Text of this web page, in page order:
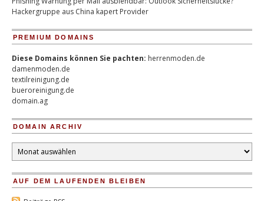
Hackergruppe aus China kapert Provider
PREMIUM DOMAINS
Diese Domains können Sie pachten: herrenmoden.de
damenmoden.de
textilreinigung.de
bueroreinigung.de
domain.ag
DOMAIN ARCHIV
Domain
Archiv
AUF DEM LAUFENDEN BLEIBEN